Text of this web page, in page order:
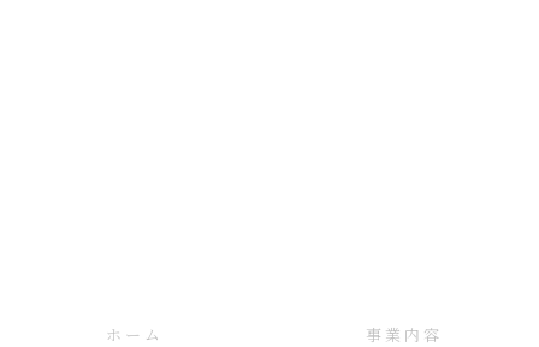
ホーム 事業内容